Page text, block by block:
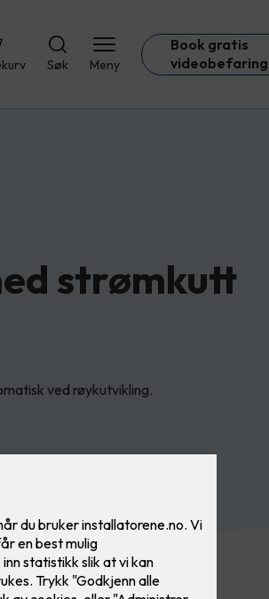
Søk Meny
Book gratis
videobefaring
strømkutt
ved røykutvikling.